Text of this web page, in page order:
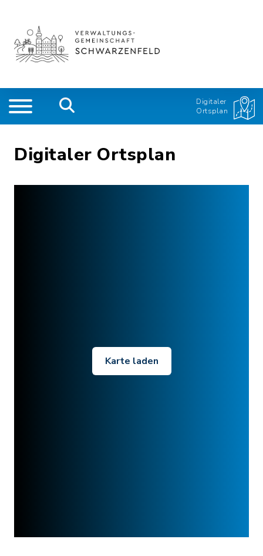
Digitaler
Ortsplan
Digitaler Ortsplan
Karte laden